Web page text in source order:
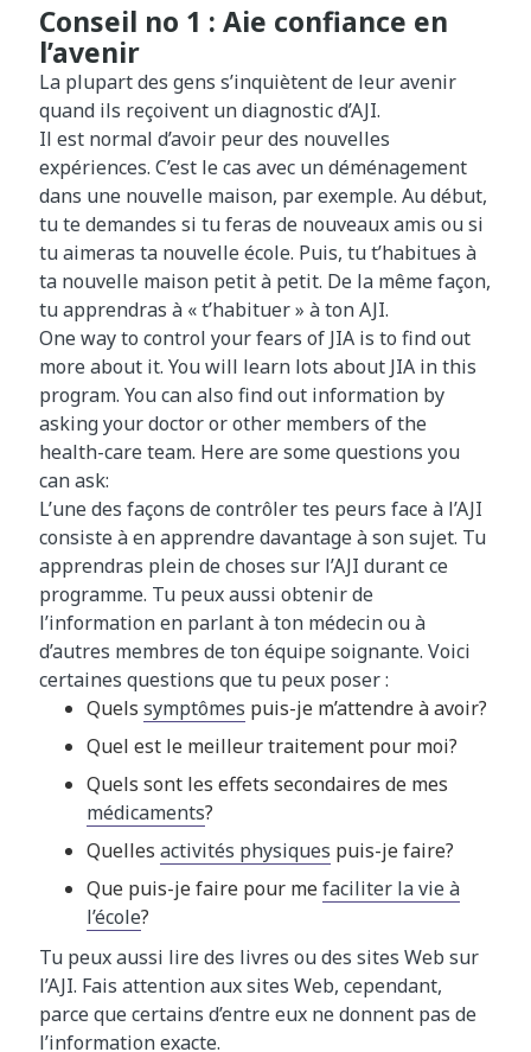
Conseil no 1 : Aie confiance en
l’avenir
La plupart des gens s’inquiètent de leur avenir
quand ils reçoivent un diagnostic d’AJI.
Il est normal d’avoir peur des nouvelles
expériences. C’est le cas avec un déménagement
dans une nouvelle maison, par exemple. Au début,
tu te demandes si tu feras de nouveaux amis ou si
tu aimeras ta nouvelle école. Puis, tu t’habitues à
ta nouvelle maison petit à petit. De la même façon,
tu apprendras à « t’habituer » à ton AJI.
One way to control your fears of JIA is to find out
more about it. You will learn lots about JIA in this
program. You can also find out information by
asking your doctor or other members of the
health-care team. Here are some questions you
can ask:
L’une des façons de contrôler tes peurs face à l’AJI
consiste à en apprendre davantage à son sujet. Tu
apprendras plein de choses sur l’AJI durant ce
programme. Tu peux aussi obtenir de
l’information en parlant à ton médecin ou à
d’autres membres de ton équipe soignante. Voici
certaines questions que tu peux poser :
Quels symptômes puis-je m’attendre à avoir?
Quel est le meilleur traitement pour moi?
Quels sont les effets secondaires de mes
médicaments?
Quelles activités physiques puis-je faire?
Que puis-je faire pour mefaciliter la vie à
l’école?
Tu peux aussi lire des livres ou des sites Web sur
l’AJI. Fais attention aux sites Web, cependant,
parce que certains d’entre eux ne donnent pas de
l’information exacte.